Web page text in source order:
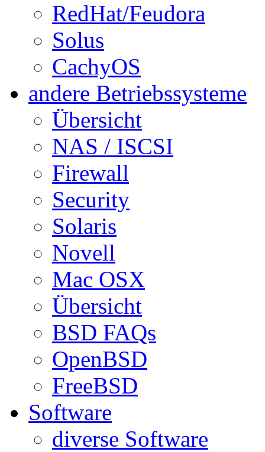
RedHat/Feudora
Solus
CachyOS
andere Betriebssysteme
Übersicht
NAS / ISCSI
Firewall
Security
Solaris
Novell
Mac OSX
Übersicht
BSD FAQs
OpenBSD
FreeBSD
Software
diverse Software